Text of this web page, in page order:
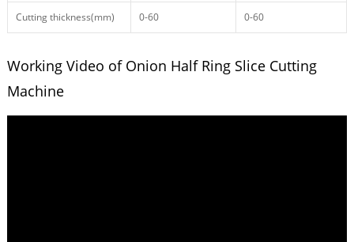
Cutting thickness(mm) 0-60 0-60
Working Video of Onion Half Ring Slice Cutting
Machine